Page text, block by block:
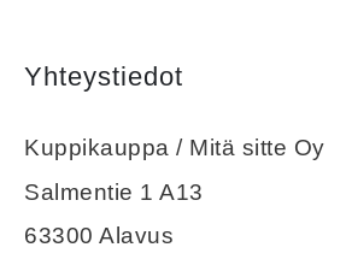
Yhteystiedot
Kuppikauppa / Mitä sitte Oy
Salmentie 1 A13
63300 Alavus